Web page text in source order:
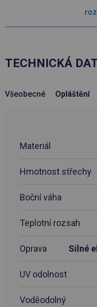
TECHNICKÁ
Všeobecné Opláštění
Materiál
Hmotnost střechy
Boční váha
Teplotní rozsah
Oprava Silné
UV odolnost
Voděodolný